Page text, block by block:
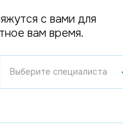
с вами для
вам время.
Выберите специалиста